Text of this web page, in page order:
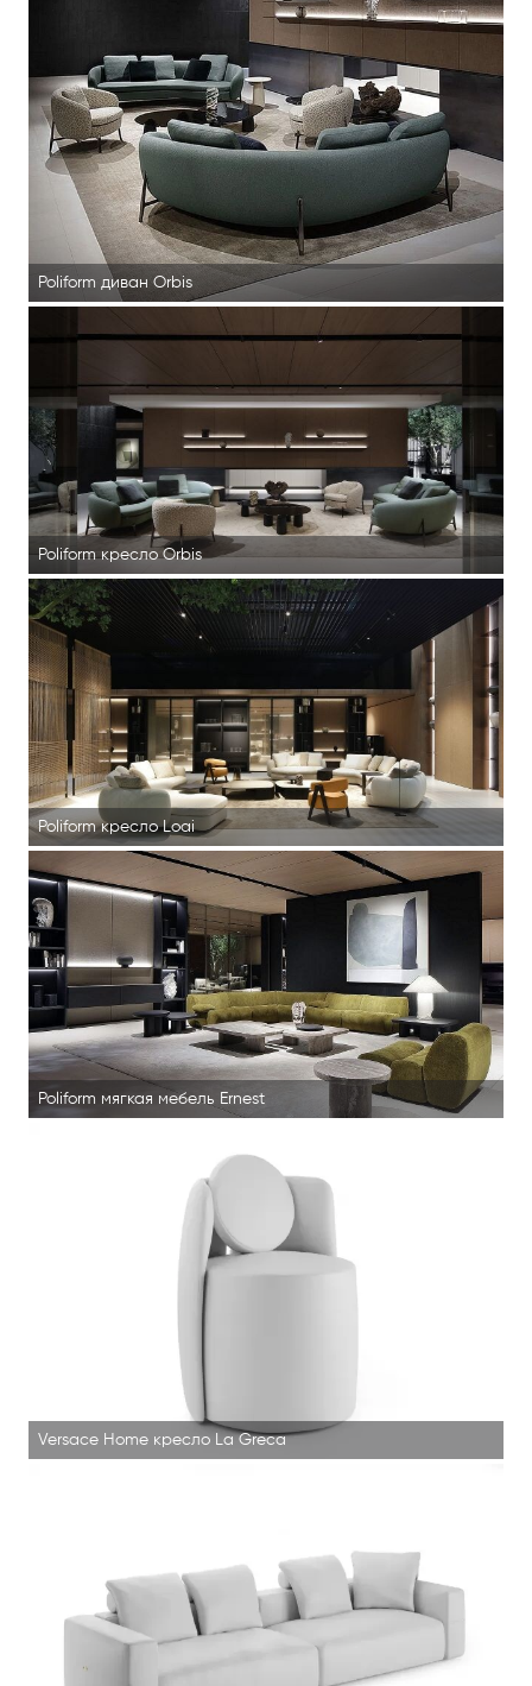
Poliform диван Orbis
Poliform кресло Orbis
Poliform кресло Loai
Poliform мягкая мебель Ernest
Versace Home кресло La Greca